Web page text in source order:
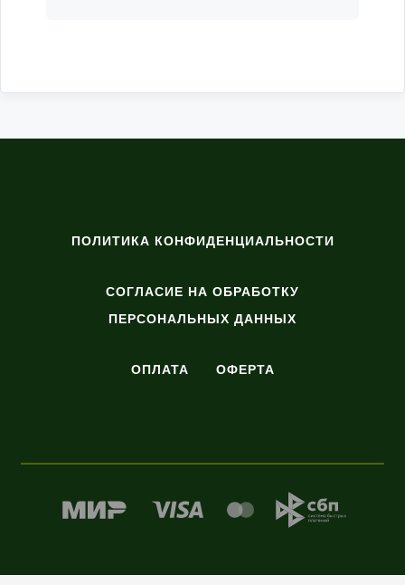
ПОЛИТИКА КОНФИДЕНЦИАЛЬНОСТИ
СОГЛАСИЕ НА ОБРАБОТКУ
ПЕРСОНАЛЬНЫХ ДАННЫХ
ОПЛАТА ОФЕРТА